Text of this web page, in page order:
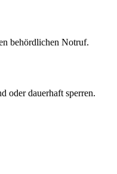
behördlichen Notruf.
oder dauerhaft sperren.